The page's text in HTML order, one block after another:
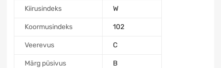
Kiirusindeks W
Koormusindeks 102
Veerevus C
Märg püsivus B